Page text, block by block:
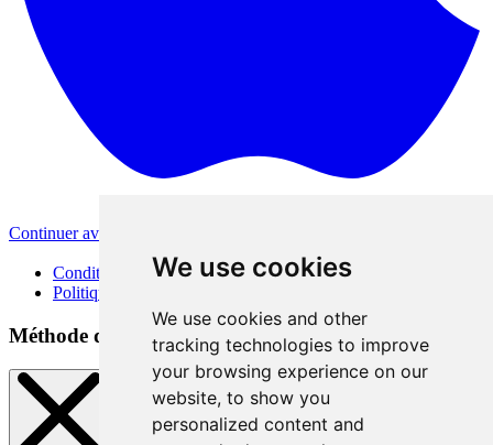
We use cookies
We use cookies and other
tracking technologies to improve
your browsing experience on our
website, to show you
personalized content and
Continuer avec Apple
Conditions d'utilisation
Politique de confidentialité
Méthode de connexion